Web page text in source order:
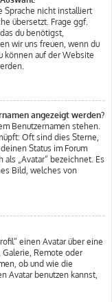
Sprache nicht installiert
übersetzt. Frage ggf.
du benötigst,
wir uns freuen, wenn du
können auf der Website
angezeigt werden?
Benutzernamen stehen.
Oft sind dies Sterne,
Status im Forum
„Avatar“ bezeichnet. Es
Bild, welches von
einen Avatar über eine
Remote oder
ob und wie die
Avatar benutzen kannst,